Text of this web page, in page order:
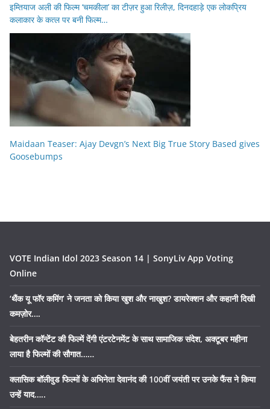
इम्तियाज अली की फिल्म ‘चमकीला’ का टीज़र हुआ रिलीज़, दिनदहाड़े एक लोकप्रिय
कलाकार के कत्ल पर बनी फिल्म…
Maidaan Teaser: Ajay Devgn’s Next Big True Story Based gives
Goosebumps
VOTE Indian Idol 2023 Season 14 | SonyLiv App Voting
Online
‘थैंक यू फॉर कमिंग’ ने जनता को किया खुश और नाखुश? डायरेक्शन और कहानी दिखी
कमज़ोर….
बेहतरीन कॉन्टेंट की फिल्में देंगी एंटरटेनमेंट के साथ सामाजिक संदेश, अक्टूबर महीना
लाया है फिल्मों की सौगात……
क्लासिक बॉलीवुड फिल्मों के अभिनेता देवानंद की 100वीं जयंती पर उनके फैंस ने किया
उन्हें याद…..